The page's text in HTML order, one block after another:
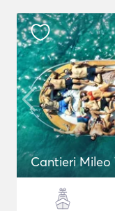
Cantieri Mileo